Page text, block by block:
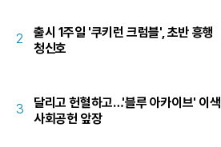
2
출시 1주일 '쿠키런 크럼블', 초반 흥행
청신호
3
달리고 헌혈하고…'블루 아카이브' 이색
사회공헌 앞장